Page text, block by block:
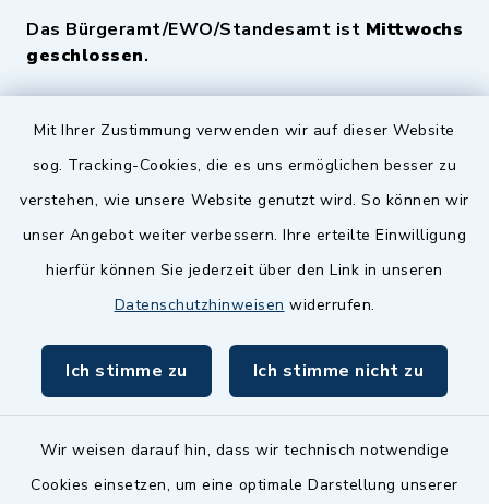
Mit Ihrer Zustimmung verwenden wir auf dieser Website
sog. Tracking-Cookies, die es uns ermöglichen besser zu
verstehen, wie unsere Website genutzt wird. So können wir
unser Angebot weiter verbessern. Ihre erteilte Einwilligung
hierfür können Sie jederzeit über den Link in unseren
Datenschutzhinweisen widerrufen.
Ich stimme zu Ich stimme nicht zu
Wir weisen darauf hin, dass wir technisch notwendige
Cookies einsetzen, um eine optimale Darstellung unserer
Das Bürgeramt/EWO/Standesamt ist Mittwochs
geschlossen.
Quicklinks
Zenngrund Allianz
Dillenberggruppe
inixmedia GmbH